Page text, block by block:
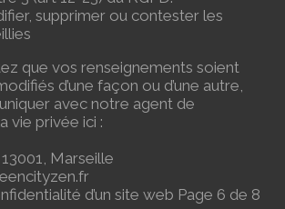
supprimer ou contester les
que vos renseignements soient
d’une façon ou d’une autre,
avec notre agent de
vie privée ici :
Marseille
d’un site web Page 6 de 8